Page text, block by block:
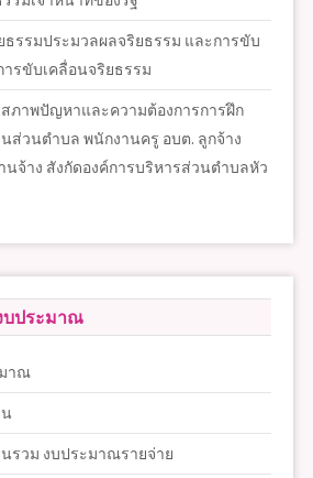
ธรรมประมวลผลจริยธรรม และการขับ
รขับเคลื่อนจริยธรรม
ภาพปัญหาและความต้องการการฝึก
ส่วนตำบล พนักงานครู อบต. ลูกจ้าง
นจ้าง สังกัดองค์การบริหารส่วนตำบลหัว
บประมาณ
าณ
รวม งบประมาณรายจ่าย